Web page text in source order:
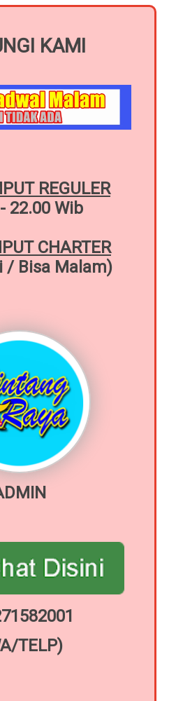
KAMI
REGULER
22.00 Wib
CHARTER
/ Bisa Malam)
TELP)